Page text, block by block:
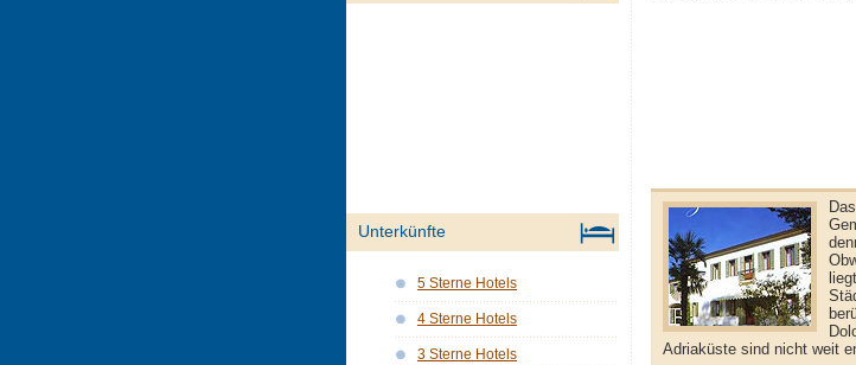
Adriaküste sind nicht weit
Unterkünfte
5 Sterne Hotels
4 Sterne Hotels
3 Sterne Hotels